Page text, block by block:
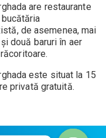
are restaurante
de asemenea, mai
două baruri în aer
este situat la 15
privată gratuită.